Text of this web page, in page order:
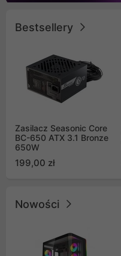
Bestsellery
Zasilacz Seasonic Core
BC-650 ATX 3.1 Bronze
650W
199,00 zł
Nowości